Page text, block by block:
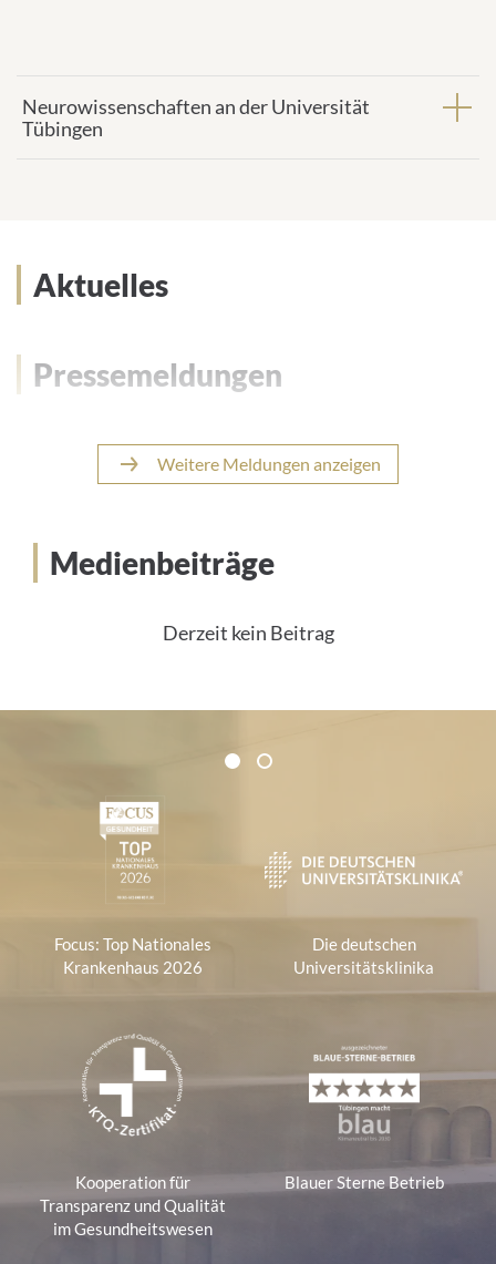
Neurowissenschaften an der Universität
Tübingen
Aktuelles
Pressemeldungen
Weitere Meldungen anzeigen
Medienbeiträge
Derzeit kein Beitrag
Zertifikate und Verbände
1 2
Focus: Top Nationales
Krankenhaus 2026
Die deutschen
Universitätsklinika
Kooperation für
Transparenz und Qualität
im Gesundheitswesen
Blauer Sterne Betrieb